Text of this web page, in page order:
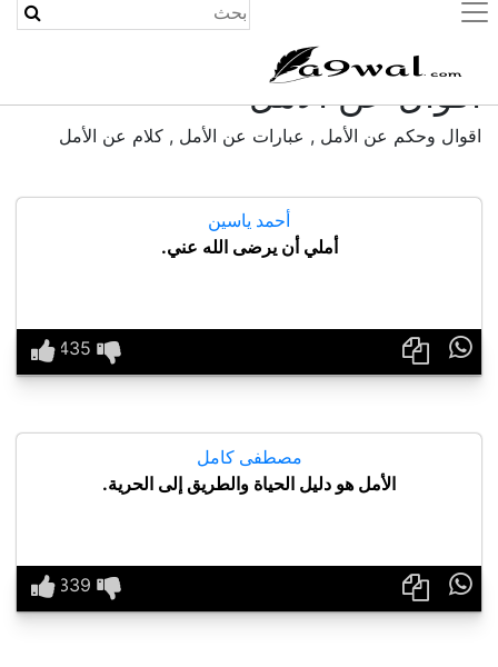
(current)
أقوال عن الأمل
اقوال وحكم عن الأمل , عبارات عن الأمل , كلام عن الأمل
أحمد ياسين
أملي أن يرضى الله عني.

مصطفى كامل
الأمل هو دليل الحياة والطريق إلى الحرية.
